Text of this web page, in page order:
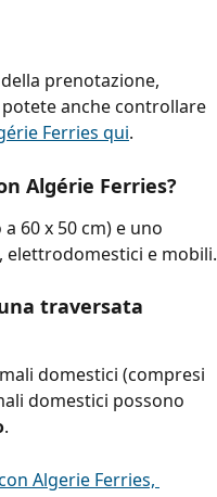
prenotazione,
anche controllare
Ferries qui.
Algérie Ferries?
60 x 50 cm) e uno
e mobili.
traversata
domestici (compresi
domestici possono
.
Algerie Ferries,